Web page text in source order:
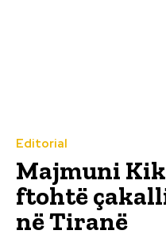
Editorial
Majmuni
ftohtë
në Tiranë